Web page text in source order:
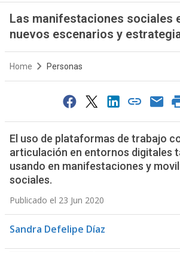
Las manifestaciones sociales
nuevos escenarios y
Home Personas
El uso de plataformas de trabajo
articulación en entornos digitales
usando en manifestaciones y
sociales.
Publicado el 23 Jun 2020
Sandra Defelipe Díaz